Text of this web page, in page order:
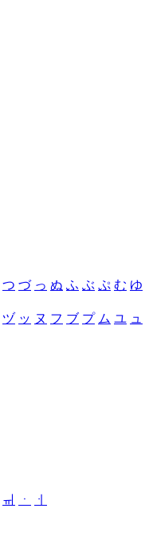
つ づ っ ぬ ふ ぶ ぷ む ゆ
ヅ ッ ヌ フ ブ プ ム ユ ュ
ㆌ ㆍ
ㆎ